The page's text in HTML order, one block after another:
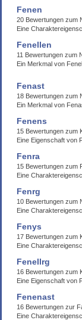
Fenen
20 Bewertungen zum
Eine
Fenellen
11 Bewertungen zum
Ein Merkmal von
Fenast
18 Bewertungen zum
Ein Merkmal von
Fenens
15 Bewertungen zum
Eine Eigenschaft von
Fenra
15 Bewertungen zum
Eine
Fenrg
10 Bewertungen zum
Eine
Fenys
17 Bewertungen zum
Eine
Fenellrg
16 Bewertungen zum
Eine Eigenschaft von
Fenenast
16 Bewertungen zur
Eine